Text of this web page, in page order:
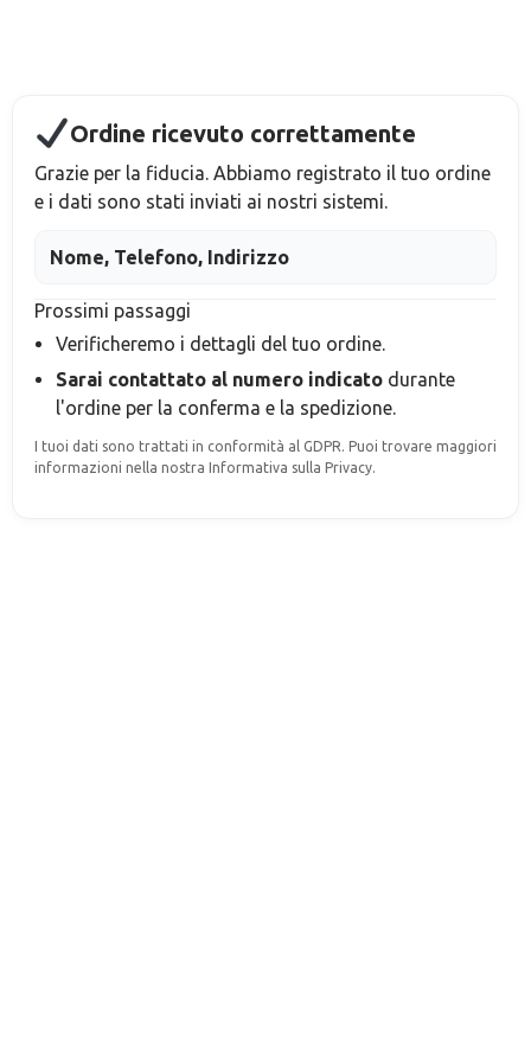
Ordine ricevuto correttamente
Grazie per la fiducia. Abbiamo registrato il tuo ordine
e i dati sono stati inviati ai nostri sistemi.
Nome, Telefono, Indirizzo
Prossimi passaggi
Verificheremo i dettagli del tuo ordine.
Sarai contattato al numero indicato durante
l'ordine per la conferma e la spedizione.
I tuoi dati sono trattati in conformità al GDPR. Puoi trovare maggiori
informazioni nella nostra Informativa sulla Privacy.